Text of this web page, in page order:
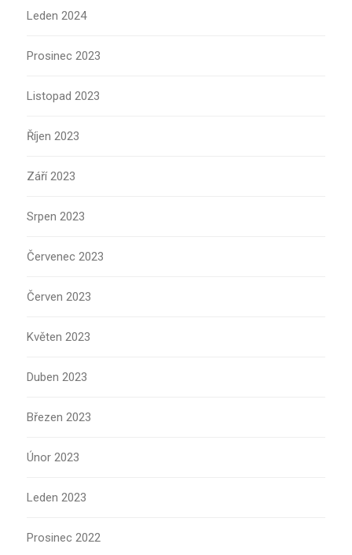
Leden 2024
Prosinec 2023
Listopad 2023
Říjen 2023
Září 2023
Srpen 2023
Červenec 2023
Červen 2023
Květen 2023
Duben 2023
Březen 2023
Únor 2023
Leden 2023
Prosinec 2022